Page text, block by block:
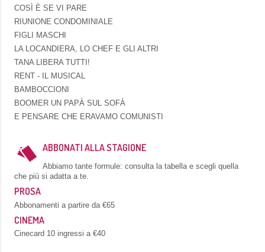
COSÌ È SE VI PARE
RIUNIONE CONDOMINIALE
FIGLI MASCHI
LA LOCANDIERA, LO CHEF E GLI ALTRI
TANA LIBERA TUTTI!
RENT - IL MUSICAL
BAMBOCCIONI
BOOMER UN PAPÀ SUL SOFÀ
E PENSARE CHE ERAVAMO COMUNISTI
ABBONATI ALLA STAGIONE
Abbiamo tante formule: consulta la tabella e scegli quella
che più si adatta a te.
PROSA
Abbonamenti a partire da €65
CINEMA
Cinecard 10 ingressi a €40